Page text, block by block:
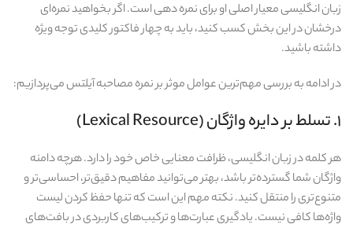
زبان انگلیسی معیار اصلی او برای نمره‌ دهی است. اگر بخواهید نمره‌ای
درخشان در این بخش کسب کنید، باید به چهار فاکتور کلیدی توجه ویژه
داشته باشید.
در ادامه به بررسی مهم‌ترین عوامل موثر بر نمره مصاحبه آیلتس می‌پردازیم:
۱. تسلط بر دایره واژگان (Lexical Resource)
هر کلمه در زبان انگلیسی، ظرافت معنایی خاص خود را دارد. هرچه دامنه
واژگان شما گسترده‌تر باشد، بهتر می‌توانید مفاهیم دقیق‌تر، احساسی‌تر و
متنوع‌تری را منتقل کنید. نکته مهم این است که تنها حفظ کردن لیست
واژه‌ها کافی نیست. یادگیری عبارت‌ها و ترکیب‌های کاربردی در بافت‌های